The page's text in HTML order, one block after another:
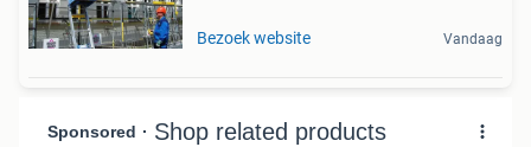
Bezoek website Vandaag